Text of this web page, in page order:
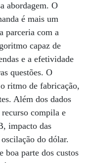
abordagem. O
é mais um
parceria com a
capaz de
e a efetividade
questões. O
ritmo de fabricação,
Além dos dados
compila e
impacto das
do dólar.
boa parte dos custos